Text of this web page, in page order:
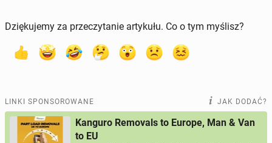
Dziękujemy za przeczytanie artykułu. Co o tym myślisz?
LINKI SPONSOROWANE JAK DODAĆ?
Kanguro Removals to Europe, Man & Van
to EU